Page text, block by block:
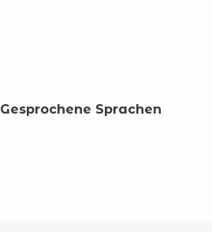
Gesprochene Sprachen
Gesprochene Sprachen